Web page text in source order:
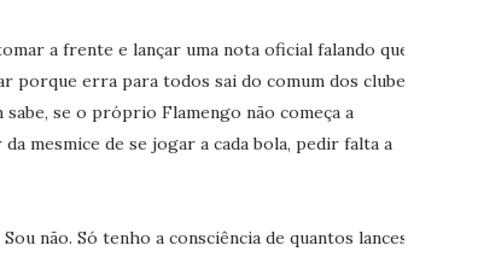
a frente e lançar uma nota oficial falando que
erra para todos sai do comum dos clubes
sabe, se o próprio Flamengo não começa a
mesmice de se jogar a cada bola, pedir falta a
não. Só tenho a consciência de quantos lances,